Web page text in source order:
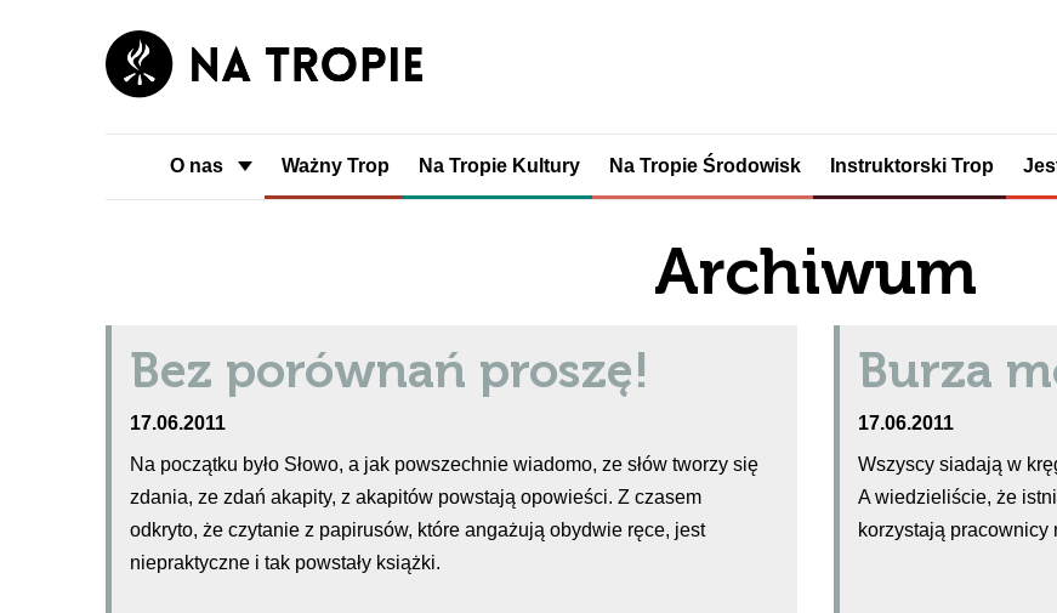
O nas Ważny Trop Na Tropie Kultury Na Tropie Środowisk Instruktorski Trop
Archiwum
Bez porównań proszę!
17.06.2011
Na początku było Słowo, a jak powszechnie wiadomo, ze słów tworzy się
zdania, ze zdań akapity, z akapitów powstają opowieści. Z czasem
odkryto, że czytanie z papirusów, które angażują obydwie ręce, jest
niepraktyczne i tak powstały książki.
Burza
17.06.2011
Wszyscy siadają w
A wiedzieliście, że
korzystają